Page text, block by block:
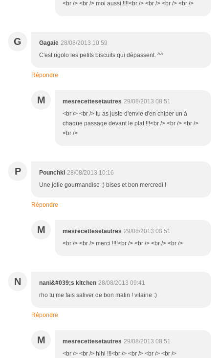
<br /> <br /> moi aussi !!!!<br /> <br /> <br /> <br />
G Gagaie 28/08/2013 10:59
C'est rigolo les petits biscuits qui dépassent. ^^
Répondre
M mesrecettesetautres 29/08/2013 08:51
<br /> <br /> tu as juste d'envie d'en chiper un à
chaque passage devant le plat !!!<br /> <br /> <br />
<br />
P Pounchki 28/08/2013 10:16
Une jolie gourmandise :) bises et bon mercredi !
Répondre
M mesrecettesetautres 29/08/2013 08:51
<br /> <br /> merci !!!!<br /> <br /> <br /> <br />
N nani&#039;s kitchen 28/08/2013 09:41
rho tu me fais saliver de bon matin ! vilaine :)
Répondre
M mesrecettesetautres 29/08/2013 08:51
<br /> <br /> hihi !!!<br /> <br /> <br /> <br />